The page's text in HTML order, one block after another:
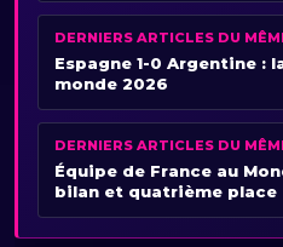
DERNIERS ARTICLES DU
Espagne 1-0 Argentine :
monde 2026
DERNIERS ARTICLES DU
Équipe de France au
bilan et quatrième place